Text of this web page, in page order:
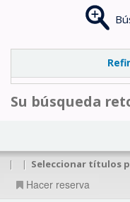
Su búsqueda
| | Seleccionar títulos
Hacer reserva